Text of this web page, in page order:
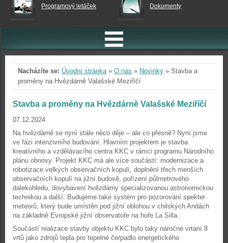
Programový letáček Dokumenty
Nacházíte se: Úvodní stránka» O nás » Novinky » Stavba a
proměny na Hvězdárně Valašské Meziříčí
Stavba a proměny na Hvězdárně Valašské Meziříčí
07.12.2024
Na hvězdárně se nyní stále něco děje – ale co přesně? Nyní jsme
ve fázi intenzivního budování. Hlavním projektem je stavba
kreativního a vzdělávacího centra KKC v rámci programu Národního
plánu obnovy. Projekt KKC má ale více součástí: modernizace a
robotizace velkých observačních kopulí, doplnění třech menších
observačních kopulí na jižní budově, pořízení půlmetrového
dalekohledu, dovybavení hvězdárny specializovanou astronomickou
technikou a další. Budujeme také systém pro pozorování spekter
meteorů, který bude umístěn pod jižní oblohou v chilských Andách
na základně Evropské jižní observatoře na hoře La Silla.
Součástí realizace stavby objektu KKC bylo taky náročné vrtání 8
vrtů jako zdrojů tepla pro tepelné čerpadlo energetického